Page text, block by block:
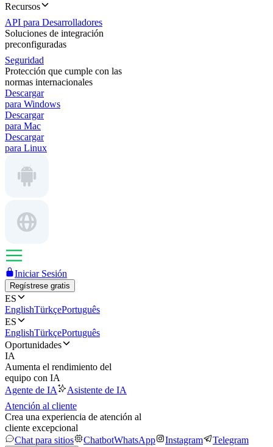
Recursos
API para Desarrolladores
Soluciones de integración
preconfiguradas
Seguridad
Protección que cumple con las
normas internacionales
Descargar
para Windows
Descargar
para Mac
Descargar
para Linux
Iniciar Sesión
Regístrese gratis
ES
EnglishTürkçePortuguês
ES
EnglishTürkçePortuguês
Oportunidades
IA
Aumenta el rendimiento del
equipo con IA
Agente de IA
Asistente de IA
Atención al cliente
Crea una experiencia de atención al
cliente excepcional
Chat para sitios
ChatbotWhatsApp Instagram Telegram